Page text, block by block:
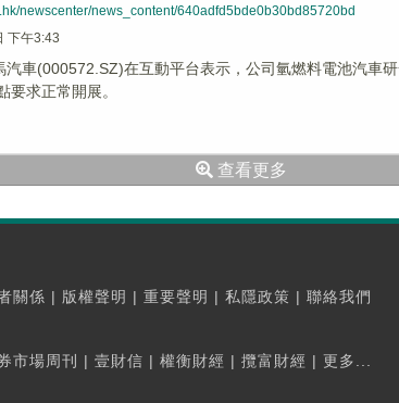
newscenter/news_content/640adfd5bde0b30bd85720bd
下午3:43
汽車(000572.SZ)在互動平台表示，公司氫燃料電池汽車
要求正常開展。
查看更多
關係 | 版權聲明 | 重要聲明 | 私隱政策 | 聯絡我們
市場周刊 | 壹財信 | 權衡財經 | 攬富財經 | 更多...